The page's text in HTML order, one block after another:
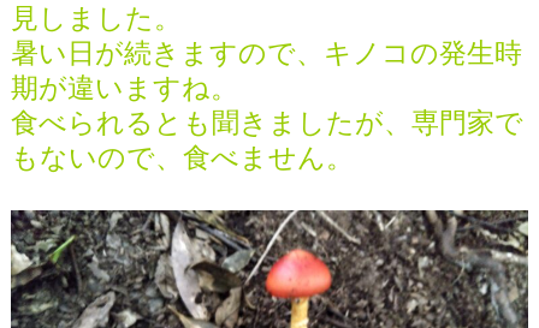
見しました。
暑い日が続きますので、キノコの発生時
期が違いますね。
食べられるとも聞きましたが、専門家で
もないので、食べません。